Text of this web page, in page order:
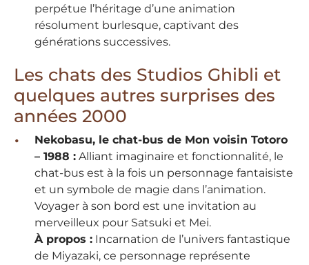
perpétue l’héritage d’une animation
résolument burlesque, captivant des
générations successives.
Les chats des Studios Ghibli et
quelques autres surprises des
années 2000
Nekobasu, le chat-bus de Mon voisin Totoro
– 1988 : Alliant imaginaire et fonctionnalité, le
chat-bus est à la fois un personnage fantaisiste
et un symbole de magie dans l’animation.
Voyager à son bord est une invitation au
merveilleux pour Satsuki et Mei.
À propos : Incarnation de l’univers fantastique
de Miyazaki, ce personnage représente